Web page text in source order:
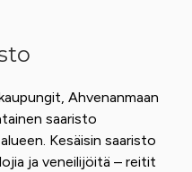
Ahvenanmaan
saaristo
Kesäisin saaristo
ja veneilijöitä – reitit